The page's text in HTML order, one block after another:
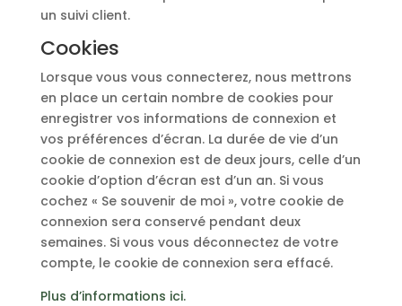
un suivi client.
Cookies
Lorsque vous vous connecterez, nous mettrons
en place un certain nombre de cookies pour
enregistrer vos informations de connexion et
vos préférences d’écran. La durée de vie d’un
cookie de connexion est de deux jours, celle d’un
cookie d’option d’écran est d’un an. Si vous
cochez « Se souvenir de moi », votre cookie de
connexion sera conservé pendant deux
semaines. Si vous vous déconnectez de votre
compte, le cookie de connexion sera effacé.
Plus d’informations ici.